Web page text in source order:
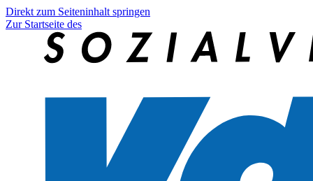
Direkt zum Seiteninhalt springen
Zur Startseite des